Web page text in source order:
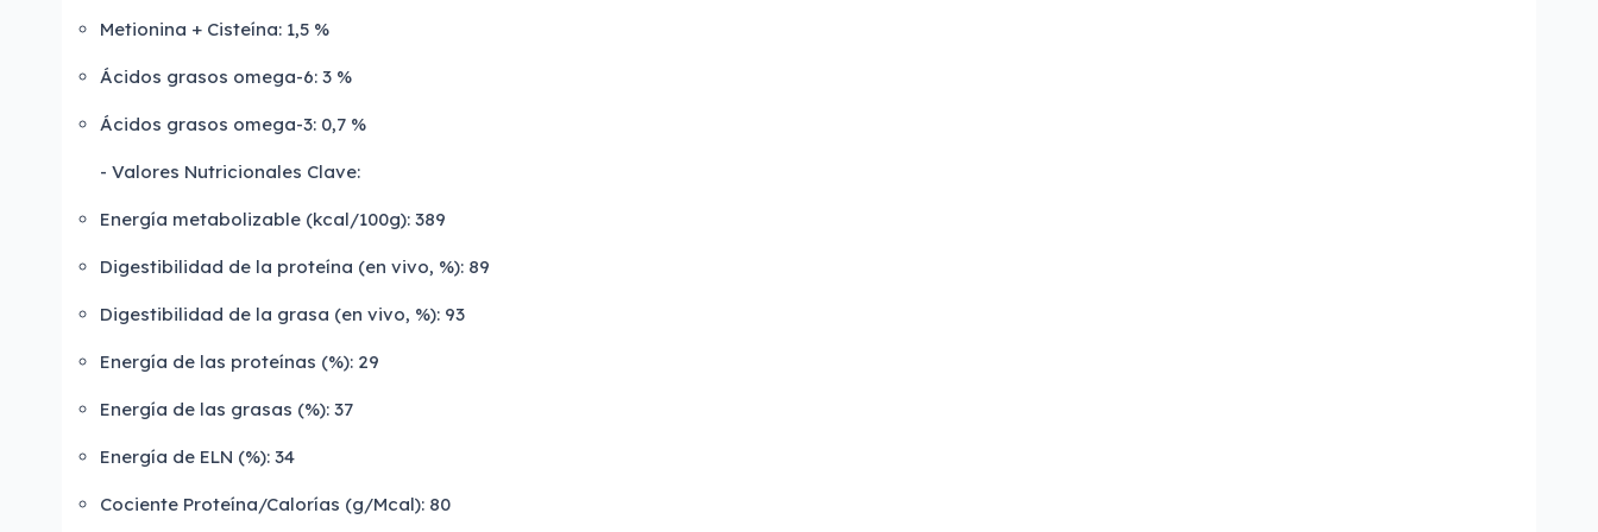
Metionina + Cisteína: 1,5 %
Ácidos grasos omega-6: 3 %
Ácidos grasos omega-3: 0,7 %
- Valores Nutricionales Clave:
Energía metabolizable (kcal/100g): 389
Digestibilidad de la proteína (en vivo, %): 89
Digestibilidad de la grasa (en vivo, %): 93
Energía de las proteínas (%): 29
Energía de las grasas (%): 37
Energía de ELN (%): 34
Cociente Proteína/Calorías (g/Mcal): 80